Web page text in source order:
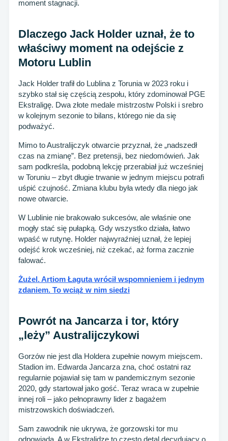
moment stagnacji.
Dlaczego Jack Holder uznał, że to
właściwy moment na odejście z
Motoru Lublin
Jack Holder trafił do Lublina z Torunia w 2023 roku i
szybko stał się częścią zespołu, który zdominował PGE
Ekstraligę. Dwa złote medale mistrzostw Polski i srebro
w kolejnym sezonie to bilans, którego nie da się
podważyć.
Mimo to Australijczyk otwarcie przyznał, że „nadszedł
czas na zmianę”. Bez pretensji, bez niedomówień. Jak
sam podkreśla, podobną lekcję przerabiał już wcześniej
w Toruniu – zbyt długie trwanie w jednym miejscu potrafi
uśpić czujność. Zmiana klubu była wtedy dla niego jak
nowe otwarcie.
W Lublinie nie brakowało sukcesów, ale właśnie one
mogły stać się pułapką. Gdy wszystko działa, łatwo
wpaść w rutynę. Holder najwyraźniej uznał, że lepiej
odejść krok wcześniej, niż czekać, aż forma zacznie
falować.
Żużel. Artiom Łaguta wrócił wspomnieniem i jednym
zdaniem. To wciąż w nim siedzi
Powrót na Jancarza i tor, który
„leży” Australijczykowi
Gorzów nie jest dla Holdera zupełnie nowym miejscem.
Stadion im. Edwarda Jancarza zna, choć ostatni raz
regularnie pojawiał się tam w pandemicznym sezonie
2020, gdy startował jako gość. Teraz wraca w zupełnie
innej roli – jako pełnoprawny lider z bagażem
mistrzowskich doświadczeń.
Sam zawodnik nie ukrywa, że gorzowski tor mu